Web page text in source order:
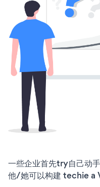
一些企业首先try自己动
他/她可以构建 techie a